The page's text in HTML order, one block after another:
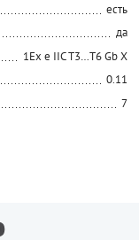
есть
да
1Ex e IIC T3…T6 Gb X
0.11
7